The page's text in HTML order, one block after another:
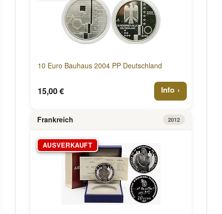
10 Euro Bauhaus 2004 PP Deutschland
15,00 € Info
Frankreich 2012
AUSVERKAUFT